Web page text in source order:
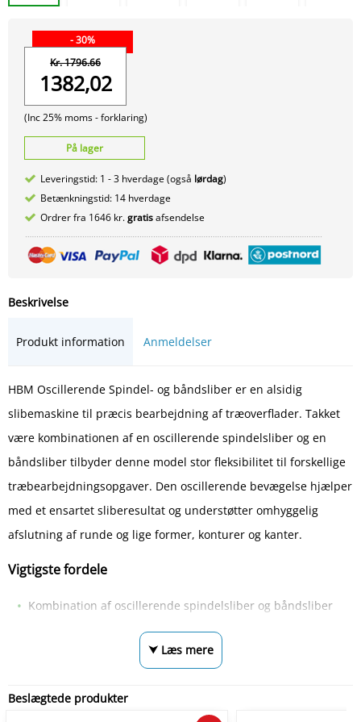
- 30%
Kr. 1796.66
1382,02
(Inc 25% moms -forklaring)
På lager
Leveringstid: 1 - 3 hverdage (også lørdag)
Betænkningstid: 14 hverdage
Ordrer fra 1646 kr.gratisafsendelse
Beskrivelse
Produkt information Anmeldelser
HBM Oscillerende Spindel- og båndsliber er en alsidig
slibemaskine til præcis bearbejdning af træoverflader. Takket
være kombinationen af en oscillerende spindelsliber og en
båndsliber tilbyder denne model stor fleksibilitet til forskellige
træbearbejdningsopgaver. Den oscillerende bevægelse hjælper
med et ensartet sliberesultat og understøtter omhyggelig
afslutning af runde og lige former, konturer og kanter.
Vigtigste fordele
Kombination af oscillerende spindelsliber og båndsliber
⮟ Læs mere
Beslægtede produkter